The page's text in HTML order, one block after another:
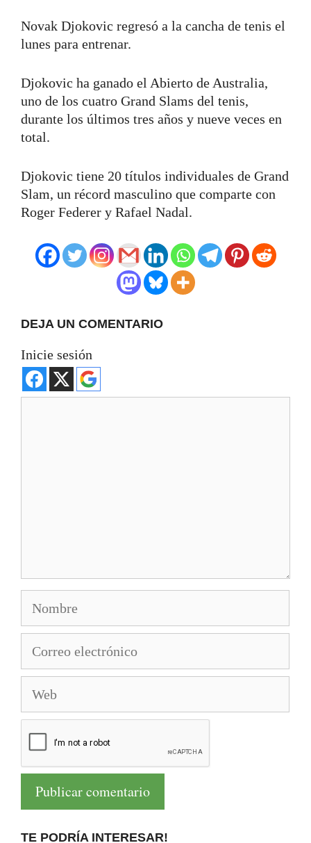
Novak Djokovic regresó a la cancha de tenis el
lunes para entrenar.
Djokovic ha ganado el Abierto de Australia,
uno de los cuatro Grand Slams del tenis,
durante los últimos tres años y nueve veces en
total.
Djokovic tiene 20 títulos individuales de Grand
Slam, un récord masculino que comparte con
Roger Federer y Rafael Nadal.
DEJA UN COMENTARIO
Inicie sesión
electrónico
TE PODRÍA INTERESAR!